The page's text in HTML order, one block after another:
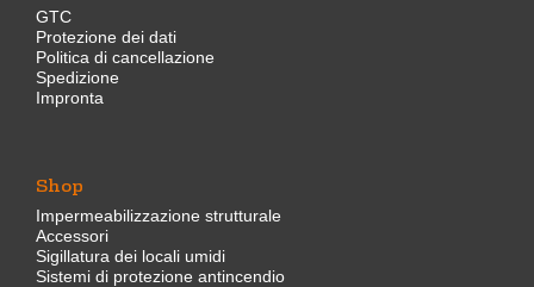
GTC
Protezione dei dati
Politica di cancellazione
Spedizione
Impronta
Shop
Impermeabilizzazione strutturale
Accessori
Sigillatura dei locali umidi
Sistemi di protezione antincendio